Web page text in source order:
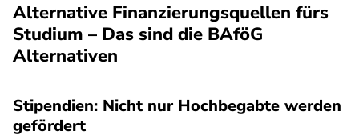
Alternative Finanzierungsquellen fürs
Studium – Das sind die BAföG
Alternativen
Stipendien: Nicht nur Hochbegabte werden
gefördert